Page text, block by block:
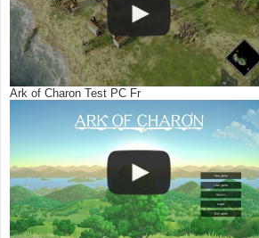
Ark of Charon Test PC Fr